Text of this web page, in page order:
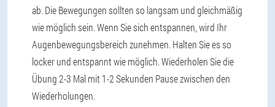
ab. Die Bewegungen sollten so langsam und gleichmäßig
wie möglich sein. Wenn Sie sich entspannen, wird Ihr
Augenbewegungsbereich zunehmen. Halten Sie es so
locker und entspannt wie möglich. Wiederholen Sie die
Übung 2-3 Mal mit 1-2 Sekunden Pause zwischen den
Wiederholungen.